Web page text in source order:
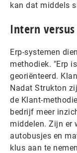
kan dat middels
Intern
Erp-systemen
methodiek. "Erp
georiënteerd.
Nadat Strukton
de Klant-
bedrijf meer
middelen. Zijn er
autobusjes en
klus aan te